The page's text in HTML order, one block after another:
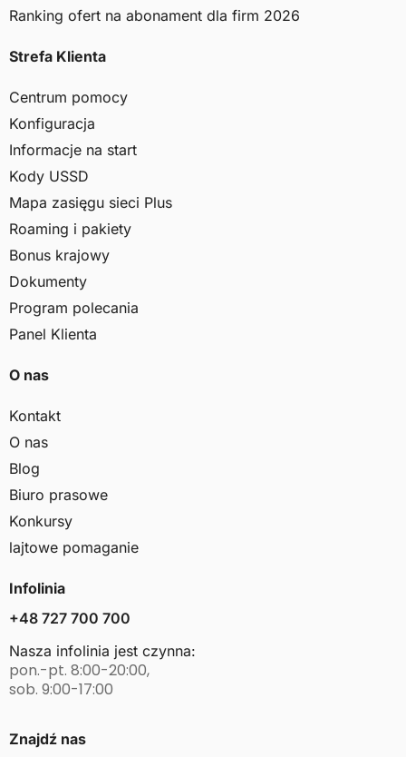
Ranking ofert na abonament dla firm 2026
Strefa Klienta
Centrum pomocy
Konfiguracja
Informacje na start
Kody USSD
Mapa zasięgu sieci Plus
Roaming i pakiety
Bonus krajowy
Dokumenty
Program polecania
Panel Klienta
O nas
Kontakt
O nas
Blog
Biuro prasowe
Konkursy
lajtowe pomaganie
Infolinia
+48 727 700 700
Nasza infolinia jest czynna:
pon.-pt. 8:00-20:00,
sob. 9:00-17:00
Znajdź nas